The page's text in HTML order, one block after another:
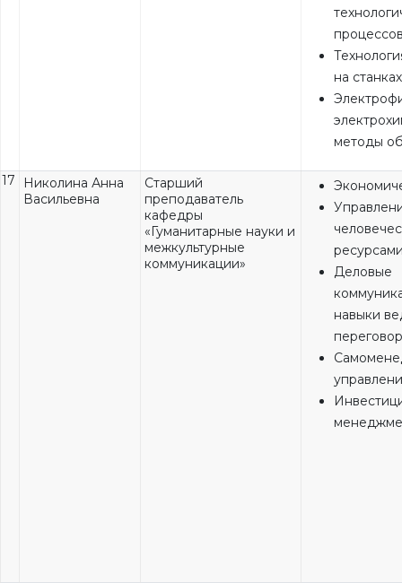
на
методы
17
Николина Анна
Васильевна
Старший
преподаватель
кафедры
«Гуманитарные науки и
межкультурные
коммуникации»
Деловые
навыки